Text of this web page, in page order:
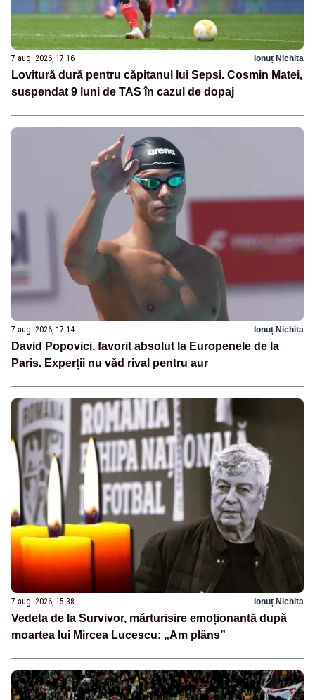
7 aug. 2026, 17:16 Ionuț Nichita
Lovitură dură pentru căpitanul lui Sepsi. Cosmin Matei,
suspendat 9 luni de TAS în cazul de dopaj
7 aug. 2026, 17:14 Ionuț Nichita
David Popovici, favorit absolut la Europenele de la
Paris. Experții nu văd rival pentru aur
7 aug. 2026, 15:38 Ionuț Nichita
Vedeta de la Survivor, mărturisire emoționantă după
moartea lui Mircea Lucescu: „Am plâns”